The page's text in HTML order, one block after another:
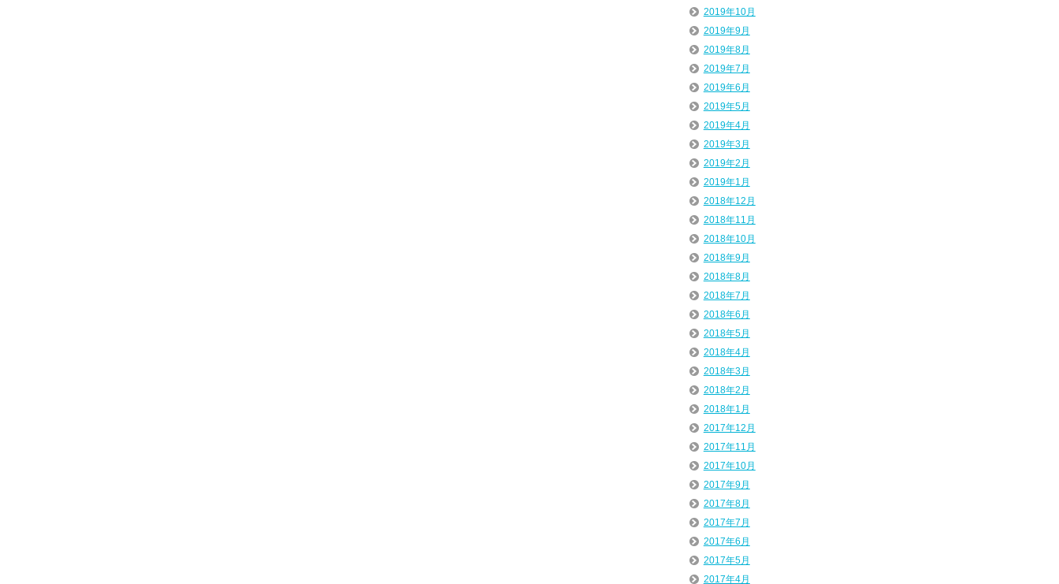
2019年10月
2019年9月
2019年8月
2019年7月
2019年6月
2019年5月
2019年4月
2019年3月
2019年2月
2019年1月
2018年12月
2018年11月
2018年10月
2018年9月
2018年8月
2018年7月
2018年6月
2018年5月
2018年4月
2018年3月
2018年2月
2018年1月
2017年12月
2017年11月
2017年10月
2017年9月
2017年8月
2017年7月
2017年6月
2017年5月
2017年4月